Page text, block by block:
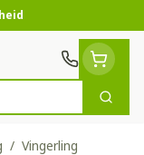
Zoek
/ Vingerling